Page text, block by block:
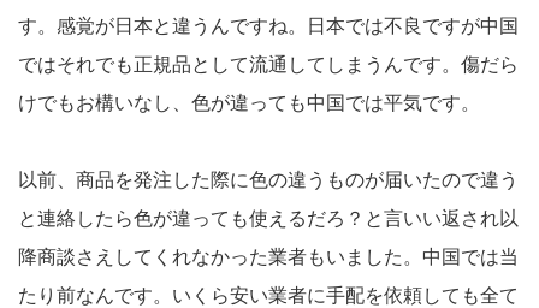
す。感覚が日本と違うんですね。日本では不良ですが中国
ではそれでも正規品として流通してしまうんです。傷だら
けでもお構いなし、色が違っても中国では平気です。
以前、商品を発注した際に色の違うものが届いたので違う
と連絡したら色が違っても使えるだろ？と言いい返され以
降商談さえしてくれなかった業者もいました。中国では当
たり前なんです。いくら安い業者に手配を依頼しても全て